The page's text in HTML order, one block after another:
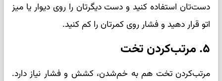
دست‌تان استفاده کنید و دست دیگرتان را روی دیوار یا میز
اتو قرار دهید و فشار روی کمرتان را کم کنید.
۵. مرتب‌کردن تخت
مرتب‌کردن تخت هم به خم‌شدن، کشش و فشار نیاز دارد.